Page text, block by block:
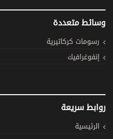
وسائط متعددة
رسومات كركاتيرية
إنفوغرافيك
روابط سريعة
الرئيسية